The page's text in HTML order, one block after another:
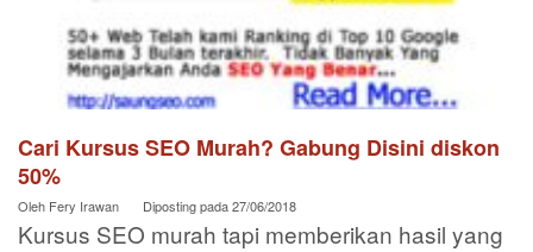
Cari Kursus SEO Murah? Gabung Disini diskon
50%
Oleh Fery Irawan Diposting pada27/06/2018
Kursus SEO murah tapi memberikan hasil yang